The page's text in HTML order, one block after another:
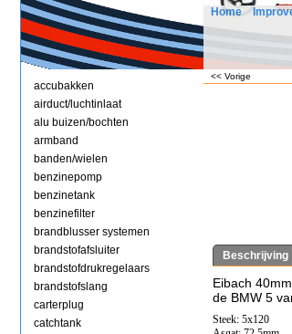
Home
accubakken
airduct/luchtinlaat
alu buizen/bochten
armband
banden/wielen
benzinepomp
benzinetank
benzinefilter
brandblusser systemen
brandstofafsluiter
brandstofdrukregelaars
brandstofslang
carterplug
catchtank
<< Vorige
Beschrijving
Eibach
de BMW 5
Steek: 5x120